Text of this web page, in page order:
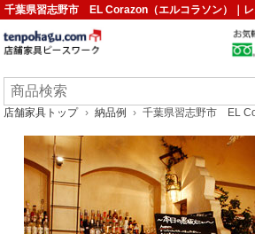
千葉県習志野市 EL Corazon（エルコラソン）｜レ
店舗家具トップ 納品例 千葉県習志野市 EL